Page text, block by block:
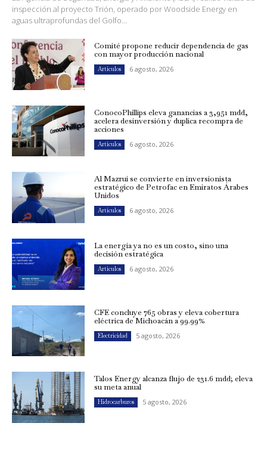
inspección al proyecto Trión, operado por Woodside Energy en
aguas ultraprofundas del Golfo...
Comité propone reducir dependencia de gas
con mayor producción nacional
Artículos 6 agosto, 2026
ConocoPhillips eleva ganancias a 3,951 mdd,
acelera desinversión y duplica recompra de
acciones
Artículos 6 agosto, 2026
Al Mazrui se convierte en inversionista
estratégico de Petrofac en Emiratos Árabes
Unidos
Artículos 6 agosto, 2026
La energía ya no es un costo, sino una
decisión estratégica
Artículos 6 agosto, 2026
CFE concluye 765 obras y eleva cobertura
eléctrica de Michoacán a 99.99%
Electricidad 5 agosto, 2026
Talos Energy alcanza flujo de 231.6 mdd; eleva
su meta anual
Hidrocarburos 5 agosto, 2026